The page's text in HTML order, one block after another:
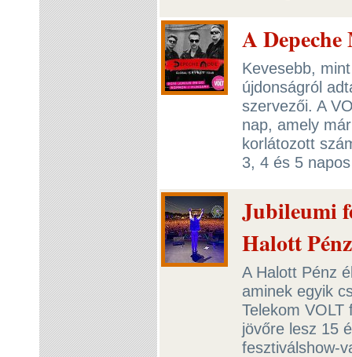
A
Kevesebb,
újdonságról
szervezői. A
nap, amely
korlátozott
3, 4 és 5
Jubileumi
Halott
A Halott Pénz
aminek egyik
Telekom
jövőre lesz 15
fesztiválshow-